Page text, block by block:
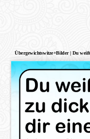
Übergewichtswitze+Bilder | Du